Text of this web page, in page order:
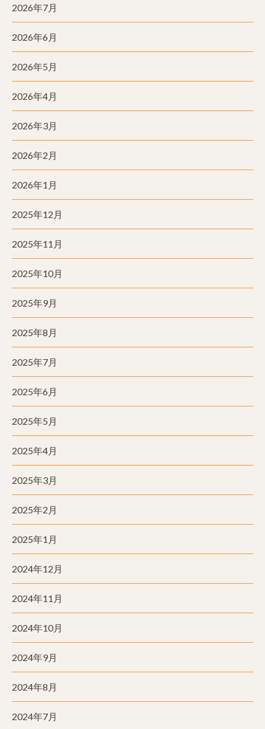
2026年7月
2026年6月
2026年5月
2026年4月
2026年3月
2026年2月
2026年1月
2025年12月
2025年11月
2025年10月
2025年9月
2025年8月
2025年7月
2025年6月
2025年5月
2025年4月
2025年3月
2025年2月
2025年1月
2024年12月
2024年11月
2024年10月
2024年9月
2024年8月
2024年7月